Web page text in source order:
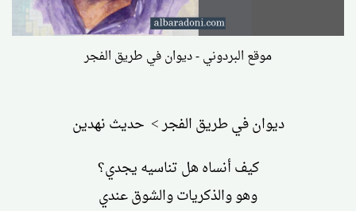
موقع البردوني - ديوان في طريق الفجر
ديوان في طريق الفجر > حديث نهدين
كيف أنساه هل تناسيه يجدي؟
وهو والذكريات والشوق عندي